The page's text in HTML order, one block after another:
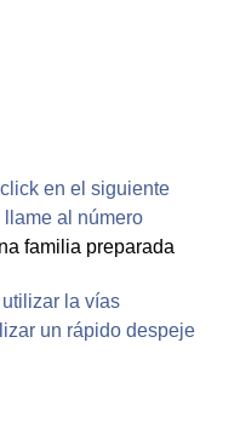
en el siguiente
llame al número
familia preparada
la vías
un rápido despeje